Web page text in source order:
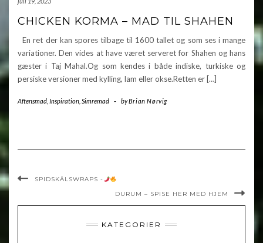
CHICKEN KORMA – MAD TIL SHAHEN
En ret der kan spores tilbage til 1600 tallet og som ses i mange
variationer. Den vides at have været serveret for Shahen og hans
gæster i Taj Mahal.Og som kendes i både indiske, turkiske og
persiske versioner med kylling, lam eller okse.Retten er […]
Aftensmad Inspiration Simremad - byBrian Nørvig
SPIDSKÅLSWRAPS -
DURUM – SPISE HER MED HJEM
KATEGORIER